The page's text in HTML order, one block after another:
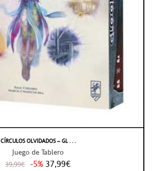
CÍRCULOS OLVIDADOS – GL . . .
Juego de Tablero
39,99€ -5% 37,99€